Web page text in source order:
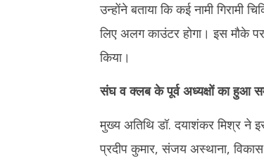
उन्होंने बताया कि कई नामी
लिए अलग काउंटर होगा। इस मौके
किया।
संघ व क्लब के पूर्व अध्यक्षों का हुआ
मुख्य अतिथि डॉ. दयाशंकर मिश्र ने
प्रदीप कुमार, संजय अस्थाना,